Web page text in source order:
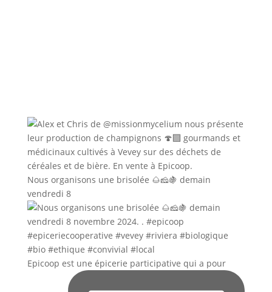
Nous organisons une brisolée 🌰🧀🍇 demain
vendredi 8
Epicoop est une épicerie participative qui a pour